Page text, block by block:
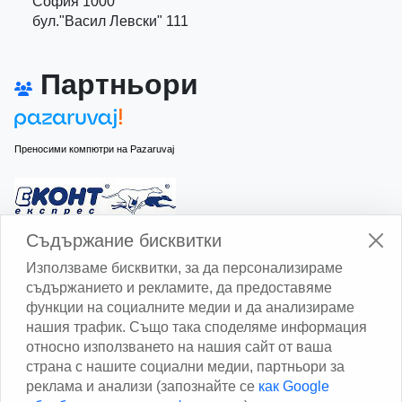
бул."Васил Левски" 111
Партньори
Преносими компютри на Pazaruvaj
Изчисли доставката с Еконт
Изчисли доставката със Спиди
Съдържание бисквитки
Използваме бисквитки, за да персонализираме
съдържанието и рекламите, да предоставяме
функции на социалните медии и да анализираме
нашия трафик. Също така споделяме информация
относно използването на нашия сайт от ваша
страна с нашите социални медии, партньори за
реклама и анализи (запознайте се как Google